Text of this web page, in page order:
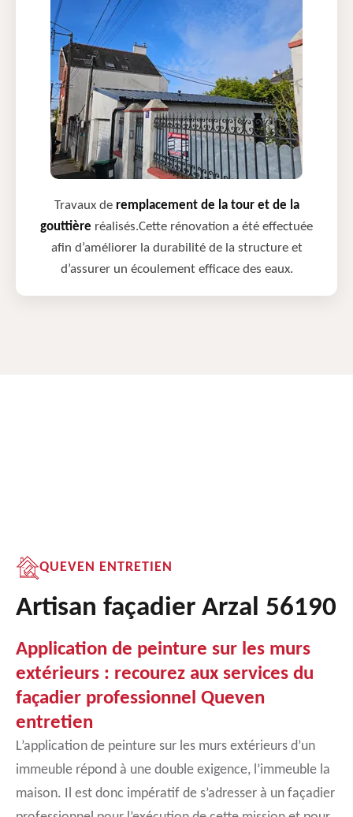
Travaux de remplacement de la tour et de la
gouttière réalisés.Cette rénovation a été effectuée
afin d’améliorer la durabilité de la structure et
d’assurer un écoulement efficace des eaux.
QUEVEN ENTRETIEN
Artisan façadier Arzal 56190
Application de peinture sur les murs
extérieurs : recourez aux services du
façadier professionnel Queven
entretien
L’application de peinture sur les murs extérieurs d’un
immeuble répond à une double exigence, l’immeuble la
maison. Il est donc impératif de s’adresser à un façadier